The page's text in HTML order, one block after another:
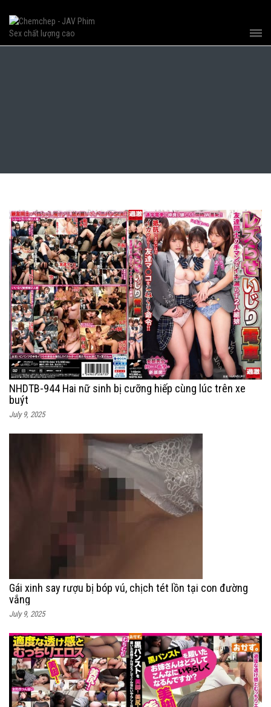
NHDTB-944 Hai nữ sinh bị cưỡng hiếp cùng lúc trên xe
buýt
July 9, 2025
Gái xinh say rượu bị bóp vú, chịch tét lồn tại con đường
vắng
July 9, 2025